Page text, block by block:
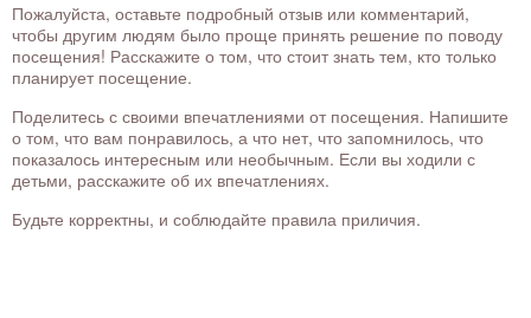
Пожалуйста, оставьте подробный отзыв или комментарий,
чтобы другим людям было проще принять решение по поводу
посещения! Расскажите о том, что стоит знать тем, кто только
планирует посещение.
Поделитесь с своими впечатлениями от посещения. Напишите
о том, что вам понравилось, а что нет, что запомнилось, что
показалось интересным или необычным. Если вы ходили с
детьми, расскажите об их впечатлениях.
Будьте корректны, и соблюдайте правила приличия.